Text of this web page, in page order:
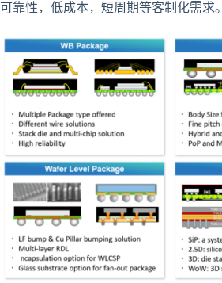
可靠性，低成本，短周期等客制化需求。